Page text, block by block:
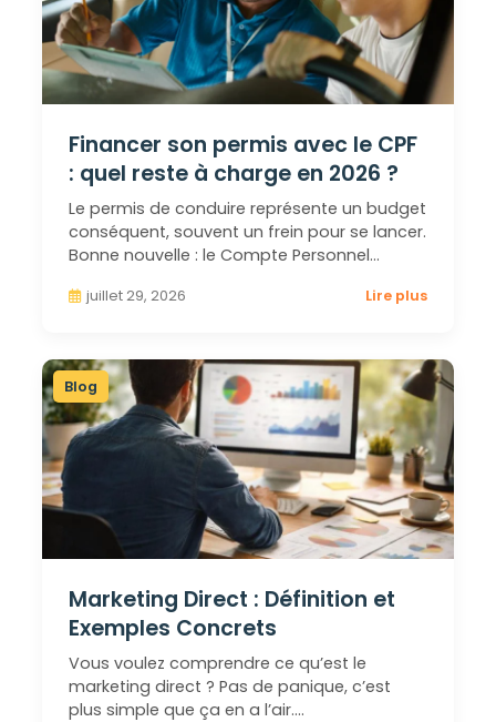
Financer son permis avec le CPF
: quel reste à charge en 2026 ?
Le permis de conduire représente un budget
conséquent, souvent un frein pour se lancer.
Bonne nouvelle : le Compte Personnel…
juillet 29, 2026 Lire plus
Blog
Marketing Direct : Définition et
Exemples Concrets
Vous voulez comprendre ce qu’est le
marketing direct ? Pas de panique, c’est
plus simple que ça en a l’air.…